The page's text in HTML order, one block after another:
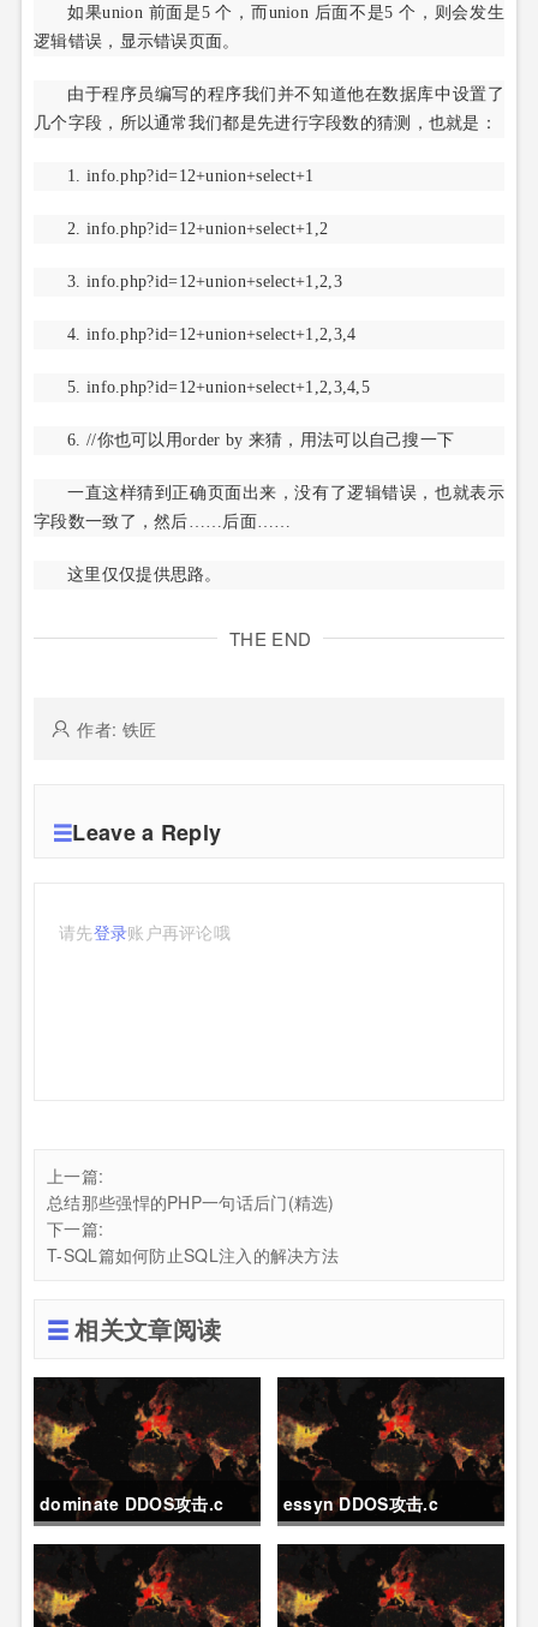
如果union 前面是5 个，而union 后面不是5 个，则会发生
逻辑错误，显示错误页面。
由于程序员编写的程序我们并不知道他在数据库中设置了
几个字段，所以通常我们都是先进行字段数的猜测，也就是：
1. info.php?id=12+union+select+1
2. info.php?id=12+union+select+1,2
3. info.php?id=12+union+select+1,2,3
4. info.php?id=12+union+select+1,2,3,4
5. info.php?id=12+union+select+1,2,3,4,5
6. //你也可以用order by 来猜，用法可以自己搜一下
一直这样猜到正确页面出来，没有了逻辑错误，也就表示
字段数一致了，然后……后面……
这里仅仅提供思路。
THE END
作者: 铁匠
Leave a Reply
请先登录账户再评论哦
上一篇:
总结那些强悍的PHP一句话后门(精选)
下一篇:
T-SQL篇如何防止SQL注入的解决方法
相关文章阅读
dominate DDOS攻击.c essyn DDOS攻击.c